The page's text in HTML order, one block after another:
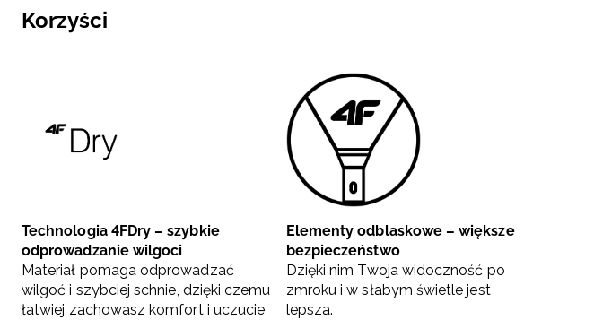
Korzyści
Technologia 4FDry – szybkie
odprowadzanie wilgoci
Materiał pomaga odprowadzać
wilgoć i szybciej schnie, dzięki czemu
łatwiej zachowasz komfort i uczucie
Elementy odblaskowe – większe
bezpieczeństwo
Dzięki nim Twoja widoczność po
zmroku i w słabym świetle jest
lepsza.